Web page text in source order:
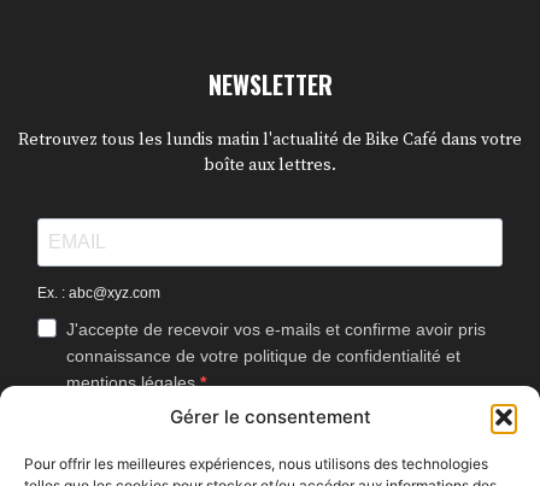
Gérer le consentement
Pour offrir les meilleures expériences, nous utilisons des technologies
NEWSLETTER
Retrouvez tous les lundis matin l'actualité de Bike Café dans votre
boîte aux lettres.
Ex. : abc@xyz.com
J'accepte de recevoir vos e-mails et confirme avoir pris
connaissance de votre politique de confidentialité et
mentions légales.
Vous pouvez vous désinscrire à tout moment en cliquant sur le lien